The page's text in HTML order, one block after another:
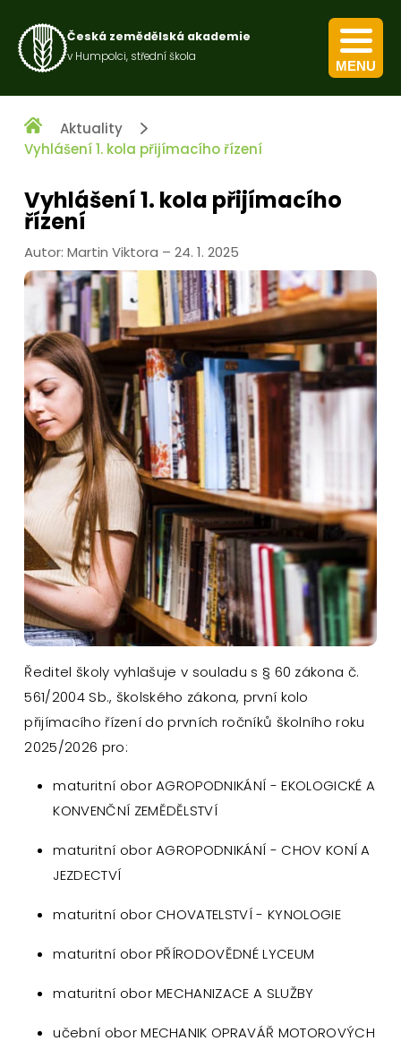
Česká zemědělská akademie
v Humpolci, střední škola
MENU
Aktuality
Vyhlášení 1. kola přijímacího řízení
Vyhlášení 1. kola přijímacího
řízení
Autor: Martin Viktora – 24. 1. 2025
Ředitel školy vyhlašuje v souladu s § 60 zákona č.
561/2004 Sb., školského zákona, první kolo
přijímacího řízení do prvních ročníků školního roku
2025/2026 pro:
maturitní obor AGROPODNIKÁNÍ - EKOLOGICKÉ A
KONVENČNÍ ZEMĚDĚLSTVÍ
maturitní obor AGROPODNIKÁNÍ - CHOV KONÍ A
JEZDECTVÍ
maturitní obor CHOVATELSTVÍ - KYNOLOGIE
maturitní obor PŘÍRODOVĚDNÉ LYCEUM
maturitní obor MECHANIZACE A SLUŽBY
učební obor MECHANIK OPRAVÁŘ MOTOROVÝCH